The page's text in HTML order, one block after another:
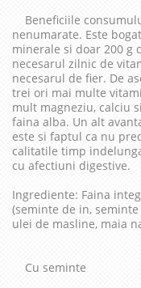
Beneficiile
nenumarate. Este
minerale si doar 200 g
necesarul zilnic de
necesarul de fier. De
trei ori mai multe
mult magneziu, calciu
faina alba. Un alt
este si faptul ca nu
calitatile timp
cu afectiuni digestive.
Ingrediente: Faina
(seminte de in,
ulei de masline, maia
Cu seminte